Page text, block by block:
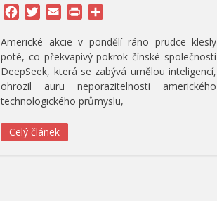
Facebook
Twitter
Email Print
Americké akcie v pondělí ráno prudce klesly
poté, co překvapivý pokrok čínské společnosti
DeepSeek, která se zabývá umělou inteligencí,
ohrozil auru neporazitelnosti amerického
technologického průmyslu,
Celý článek